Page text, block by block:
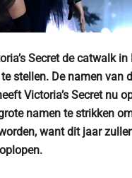
Secret de catwalk
stellen. De namen van
Victoria’s Secret nu
namen te strikken
want dit jaar